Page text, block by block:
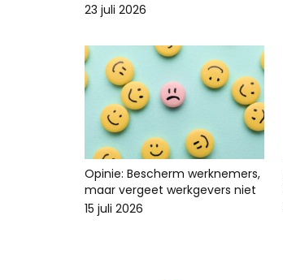
23 juli 2026
Opinie: Bescherm werknemers,
maar vergeet werkgevers niet
15 juli 2026